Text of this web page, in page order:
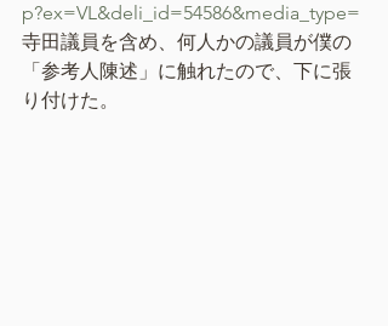
p?ex=VL&deli_id=54586&media_type=
寺田議員を含め、何人かの議員が僕の
「参考人陳述」に触れたので、下に張
り付けた。